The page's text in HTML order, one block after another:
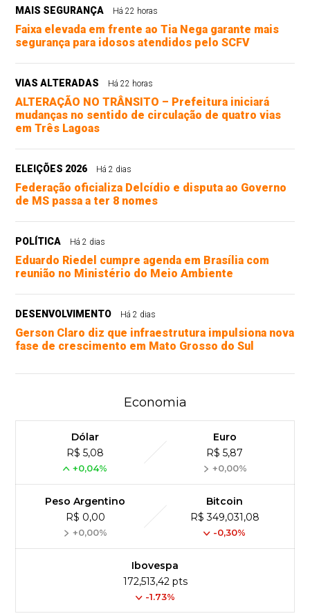
MAIS SEGURANÇA Há 22 horas
Faixa elevada em frente ao Tia Nega garante mais
segurança para idosos atendidos pelo SCFV
VIAS ALTERADAS Há 22 horas
ALTERAÇÃO NO TRÂNSITO – Prefeitura iniciará
mudanças no sentido de circulação de quatro vias
em Três Lagoas
ELEIÇÕES 2026 Há 2 dias
Federação oficializa Delcídio e disputa ao Governo
de MS passa a ter 8 nomes
POLÍTICA Há 2 dias
Eduardo Riedel cumpre agenda em Brasília com
reunião no Ministério do Meio Ambiente
DESENVOLVIMENTO Há 2 dias
Gerson Claro diz que infraestrutura impulsiona nova
fase de crescimento em Mato Grosso do Sul
Economia
Dólar
R$ 5,08
+0,04%
Euro
R$ 5,87
+0,00%
Peso Argentino
R$ 0,00
+0,00%
Bitcoin
R$ 349,031,08
-0,30%
Ibovespa
172,513,42 pts
-1.73%